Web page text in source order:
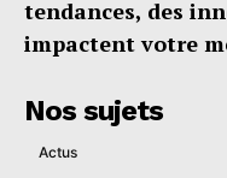
tendances, des
impactent votre
Nos sujets
Actus